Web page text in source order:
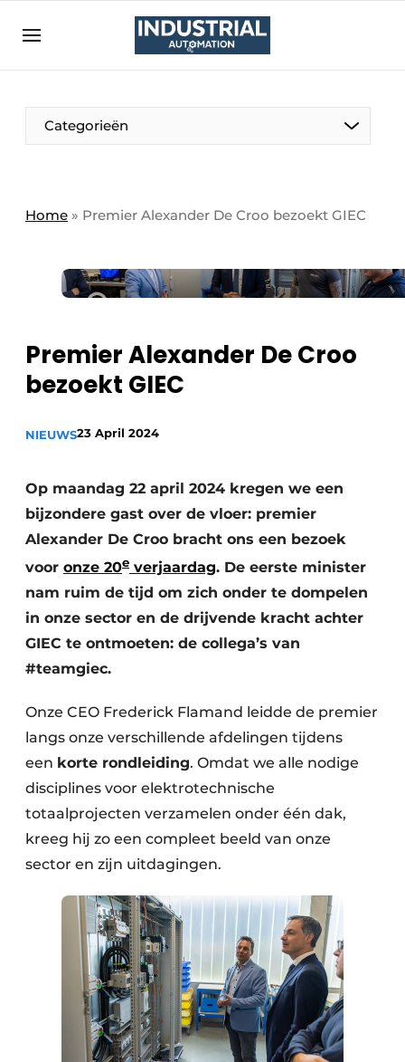
Aanmelden
Bedrijven
Bedrijven
Direct contact
Evenement aanmelden
Home
Nieuwsbrief
Podcasts
Privacy / Cookie statement
Vacatures
Video’s
Categorieën
Home » Premier Alexander De Croo bezoekt GIEC
Premier Alexander De Croo
bezoekt GIEC
NIEUWS23 April 2024
Op maandag 22 april 2024 kregen we een
bijzondere gast over de vloer: premier
Alexander De Croo bracht ons een bezoek
voor onze 20e verjaardag. De eerste minister
nam ruim de tijd om zich onder te dompelen
in onze sector en de drijvende kracht achter
GIEC te ontmoeten: de collega’s van
#teamgiec.
Onze CEO Frederick Flamand leidde de premier
langs onze verschillende afdelingen tijdens
een korte rondleiding. Omdat we alle nodige
disciplines voor elektrotechnische
totaalprojecten verzamelen onder één dak,
kreeg hij zo een compleet beeld van onze
sector en zijn uitdagingen.